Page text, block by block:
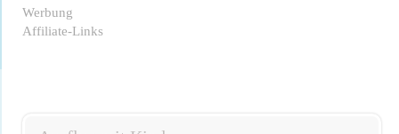
Werbung
Affiliate-Links